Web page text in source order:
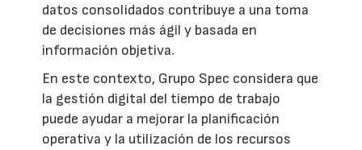
datos consolidados contribuye a una toma
de decisiones más ágil y basada en
información objetiva.
En este contexto, Grupo Spec considera que
la gestión digital del tiempo de trabajo
puede ayudar a mejorar la planificación
operativa y la utilización de los recursos